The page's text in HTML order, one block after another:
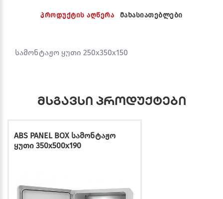
პროდუქტის აღწერა მახასიათებლები
სამონტაჟო ყუთი 250x350x150
მსგავსი პროდუქტები
ABS PANEL BOX სამონტაჟო
ყუთი 350x500x190